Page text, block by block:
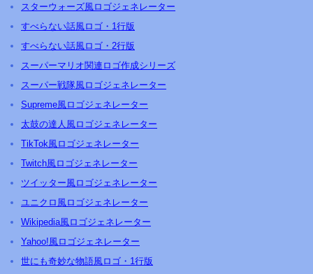
スターウォーズ風ロゴジェネレーター
すべらない話風ロゴ・1行版
すべらない話風ロゴ・2行版
スーパーマリオ関連ロゴ作成シリーズ
スーパー戦隊風ロゴジェネレーター
Supreme風ロゴジェネレーター
太鼓の達人風ロゴジェネレーター
TikTok風ロゴジェネレーター
Twitch風ロゴジェネレーター
ツイッター風ロゴジェネレーター
ユニクロ風ロゴジェネレーター
Wikipedia風ロゴジェネレーター
Yahoo!風ロゴジェネレーター
世にも奇妙な物語風ロゴ・1行版